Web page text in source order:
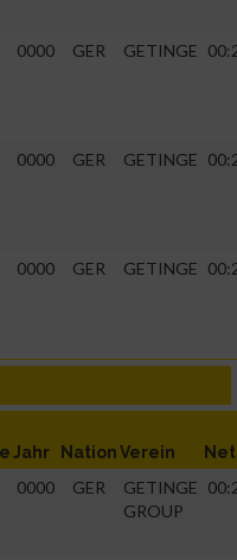
0000 GER GETINGE
0000 GER GETINGE
0000 GER GETINGE
Jahr NationVerein Net
0000 GER
GETINGE
GROUP
oder
Quellen
Angebote
Auswahl von Inhalten
Informationen